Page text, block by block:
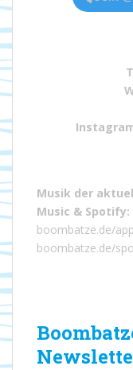
Musik der
Music & Spotify:
boombatze.de/
boombatze.de/